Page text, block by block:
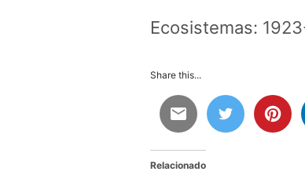
Ecosistemas:
Share this...
Relacionado